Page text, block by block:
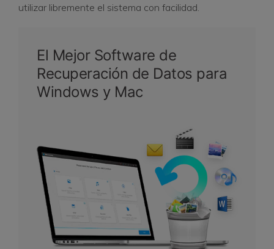
utilizar libremente el sistema con facilidad.
El Mejor Software de
Recuperación de Datos para
Windows y Mac